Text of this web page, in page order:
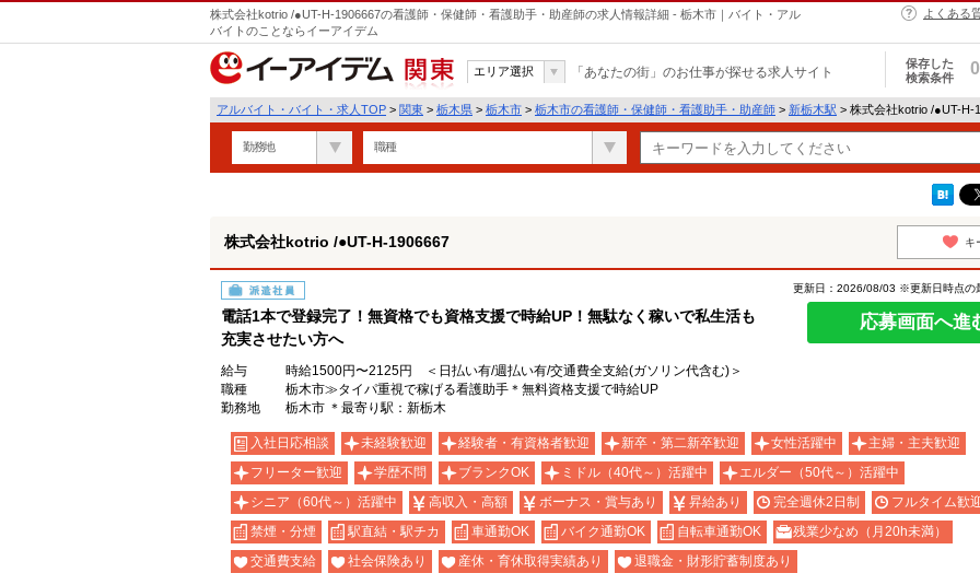
株式会社kotrio /●UT-H-1906667の看護師・保健師・看護助手・助産師の求人情報詳細 - 栃木市｜バイト・アル
バイトのことならイーアイデム
よくある
関東
エリア選択 「あなたの街」のお仕事が探せる求人サイト
保存した
検索条件
0
アルバイト・バイト・求人TOP > 関東 > 栃木県 > 栃木市 > 栃木市の看護師・保健師・看護助手・助産師 > 新栃木駅 > 株式会社kotrio /●UT-H-
勤務地 職種
株式会社kotrio /●UT-H-1906667 キ
派遣社員
電話1本で登録完了！無資格でも資格支援で時給UP！無駄なく稼いで私生活も
充実させたい方へ
更新日：2026/08/03 ※更新日時点の
応募画面へ進
給与
時給1500円〜2125円 ＜日払い有/週払い有/交通費全支給(ガソリン代含む)＞
職種
栃木市≫タイパ重視で稼げる看護助手＊無料資格支援で時給UP
勤務地
栃木市 ＊最寄り駅：新栃木
入社日応相談 未経験歓迎 経験者・有資格者歓迎 新卒・第二新卒歓迎 女性活躍中
主婦・主夫歓迎
フリーター歓迎
学歴不問 ブランクOK ミドル（40代～）活躍中
エルダー（50代～）活躍中
シニア（60代～）活躍中
高収入・高額 ボーナス・賞与あり 昇給あり 完全週休2日制
フルタイム歓
禁煙・分煙
駅直結・駅チカ 車通勤OK バイク通勤OK 自転車通勤OK
残業少なめ（月20h未満）
交通費支給
社会保険あり 産休・育休取得実績あり
退職金・財形貯蓄制度あり